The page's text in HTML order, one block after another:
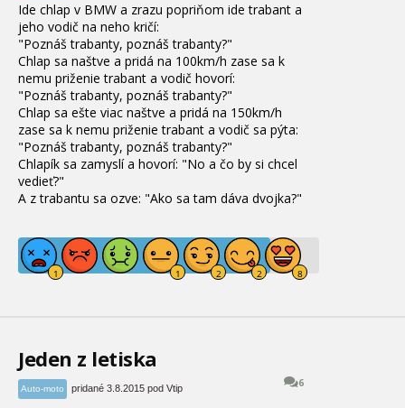
Ide chlap v BMW a zrazu popriňom ide trabant a
jeho vodič na neho kričí:
"Poznáš trabanty, poznáš trabanty?"
Chlap sa naštve a pridá na 100km/h zase sa k
nemu priženie trabant a vodič hovorí:
"Poznáš trabanty, poznáš trabanty?"
Chlap sa ešte viac naštve a pridá na 150km/h
zase sa k nemu priženie trabant a vodič sa pýta:
"Poznáš trabanty, poznáš trabanty?"
Chlapík sa zamyslí a hovorí: "No a čo by si chcel
vedieť?"
A z trabantu sa ozve: "Ako sa tam dáva dvojka?"
Jeden z letiska
6
Auto-moto pridané 3.8.2015 pod Vtip